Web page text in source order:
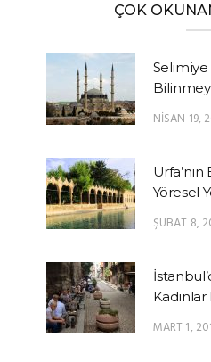
ÇOK
Selimiye
NISAN 19,
Yöresel
ŞUBAT 8,
Kadınlar
MART 1,